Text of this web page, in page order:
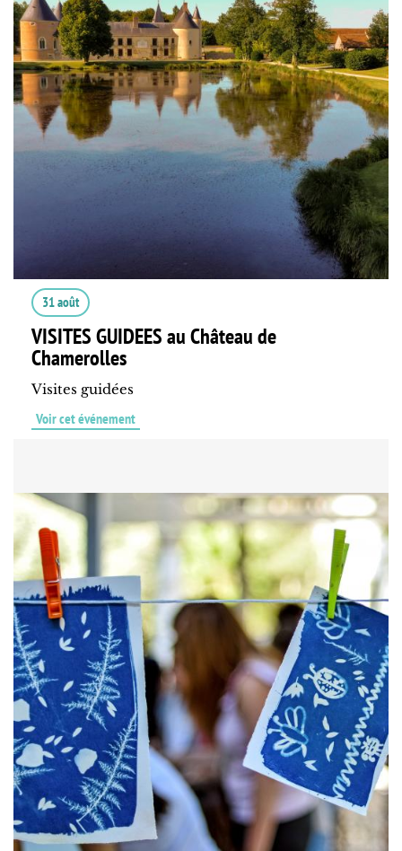
31 août
VISITES GUIDEES au Château de
Chamerolles
Visites guidées
Voir cet événement